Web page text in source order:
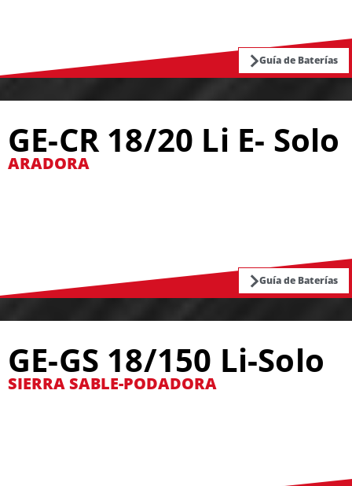
Guía de Baterías
GE-CR 18/20 Li E- Solo
ARADORA
Guía de Baterías
GE-GS 18/150 Li-Solo
SIERRA SABLE-PODADORA